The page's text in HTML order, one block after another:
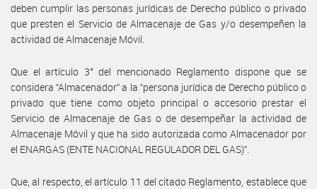
deben cumplir las personas jurídicas de Derecho público o privado
que presten el Servicio de Almacenaje de Gas y/o desempeñen la
actividad de Almacenaje Móvil.
Que el artículo 3° del mencionado Reglamento dispone que se
considera “Almacenador” a la “persona jurídica de Derecho público o
privado que tiene como objeto principal o accesorio prestar el
Servicio de Almacenaje de Gas o de desempeñar la actividad de
Almacenaje Móvil y que ha sido autorizada como Almacenador por
el ENARGAS (ENTE NACIONAL REGULADOR DEL GAS)”.
Que, al respecto, el artículo 11 del citado Reglamento, establece que